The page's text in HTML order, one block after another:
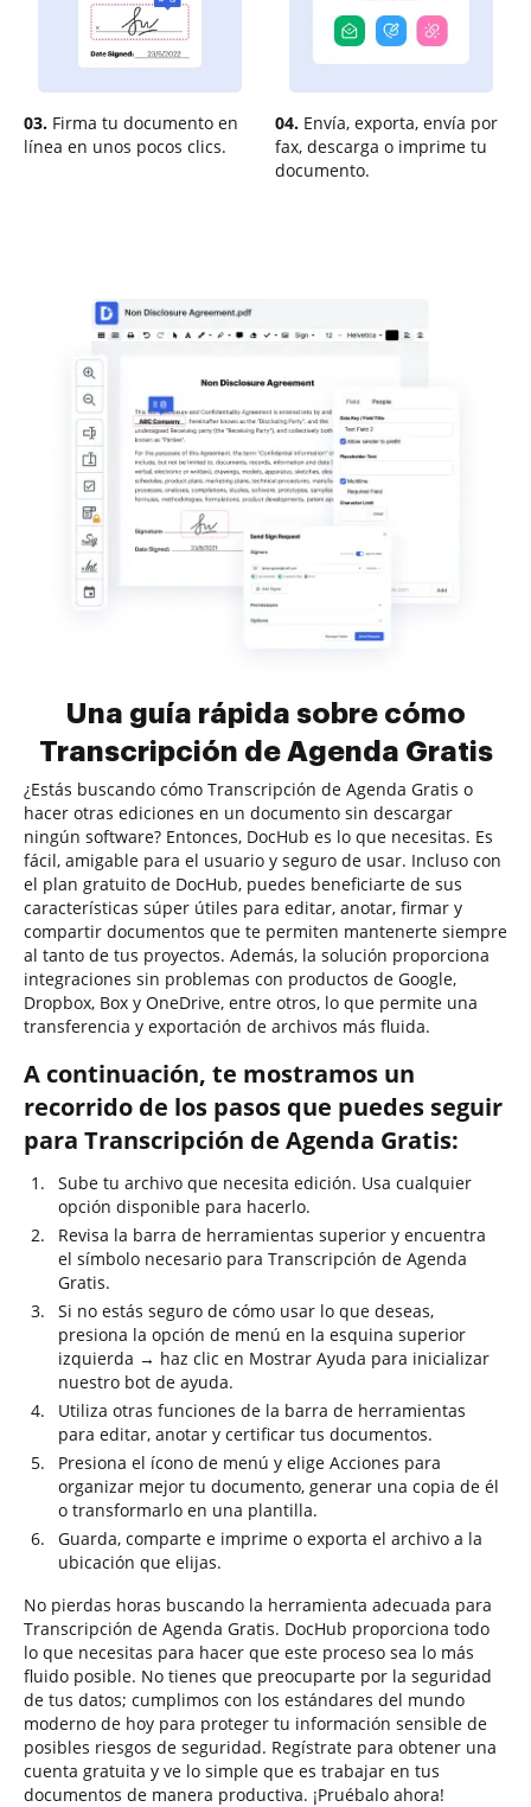
03. Firma tu documento en
línea en unos pocos clics.
04. Envía, exporta, envía por
fax, descarga o imprime tu
documento.
Una guía rápida sobre cómo
Transcripción de Agenda Gratis
¿Estás buscando cómo Transcripción de Agenda Gratis o
hacer otras ediciones en un documento sin descargar
ningún software? Entonces, DocHub es lo que necesitas. Es
fácil, amigable para el usuario y seguro de usar. Incluso con
el plan gratuito de DocHub, puedes beneficiarte de sus
características súper útiles para editar, anotar, firmar y
compartir documentos que te permiten mantenerte siempre
al tanto de tus proyectos. Además, la solución proporciona
integraciones sin problemas con productos de Google,
Dropbox, Box y OneDrive, entre otros, lo que permite una
transferencia y exportación de archivos más fluida.
A continuación, te mostramos un
recorrido de los pasos que puedes seguir
para Transcripción de Agenda Gratis:
Sube tu archivo que necesita edición. Usa cualquier
opción disponible para hacerlo.
Revisa la barra de herramientas superior y encuentra
el símbolo necesario para Transcripción de Agenda
Gratis.
Si no estás seguro de cómo usar lo que deseas,
presiona la opción de menú en la esquina superior
izquierda → haz clic en Mostrar Ayuda para inicializar
nuestro bot de ayuda.
Utiliza otras funciones de la barra de herramientas
para editar, anotar y certificar tus documentos.
Presiona el ícono de menú y elige Acciones para
organizar mejor tu documento, generar una copia de él
o transformarlo en una plantilla.
Guarda, comparte e imprime o exporta el archivo a la
ubicación que elijas.
No pierdas horas buscando la herramienta adecuada para
Transcripción de Agenda Gratis. DocHub proporciona todo
lo que necesitas para hacer que este proceso sea lo más
fluido posible. No tienes que preocuparte por la seguridad
de tus datos; cumplimos con los estándares del mundo
moderno de hoy para proteger tu información sensible de
posibles riesgos de seguridad. Regístrate para obtener una
cuenta gratuita y ve lo simple que es trabajar en tus
documentos de manera productiva. ¡Pruébalo ahora!